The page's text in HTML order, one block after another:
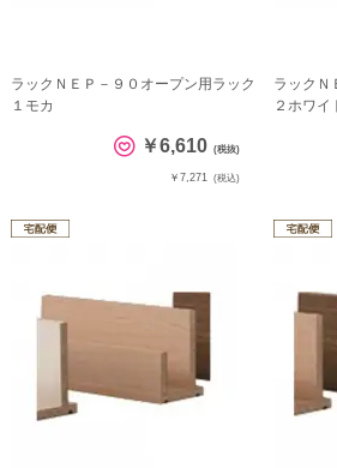
ラックＮＥＰ－９０オープン用ラック
１モカ
￥6,610 (税抜)
￥7,271 (税込)
ラックＮ
２ホワイ